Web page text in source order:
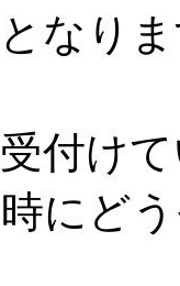
なり
付け
にど